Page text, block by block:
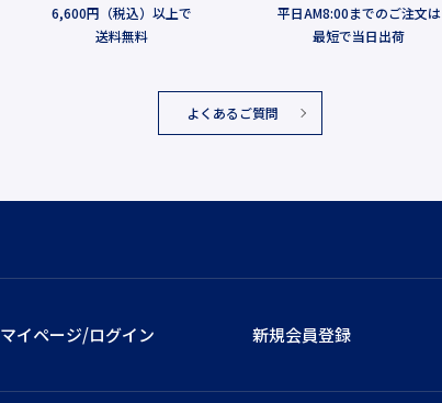
6,600円（税込）以上で
送料無料
平日AM8:00までのご注文は
最短で当日出荷
よくあるご質問
マイページ/ログイン 新規会員登録